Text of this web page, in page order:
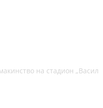
на стадион „Васил